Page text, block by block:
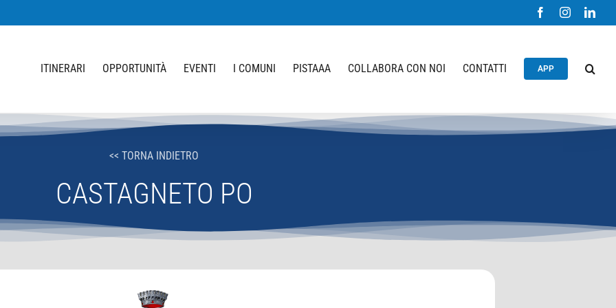
FacebookInstagram
ITINERARI OPPORTUNITÀ EVENTI I COMUNI PISTAAA COLLABORA CON NOI CONTATTI APP
<< TORNA INDIETRO
CASTAGNETO PO